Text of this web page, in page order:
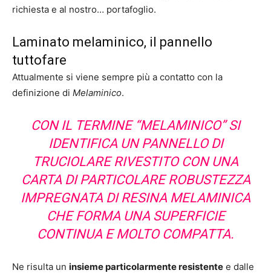
richiesta e al nostro… portafoglio.
Laminato melaminico, il pannello
tuttofare
Attualmente si viene sempre più a contatto con la
definizione di Melaminico.
CON IL TERMINE “MELAMINICO” SI
IDENTIFICA UN PANNELLO DI
TRUCIOLARE RIVESTITO CON UNA
CARTA DI PARTICOLARE ROBUSTEZZA
IMPREGNATA DI RESINA MELAMINICA
CHE FORMA UNA SUPERFICIE
CONTINUA E MOLTO COMPATTA.
Ne risulta un insieme particolarmente resistente e dalle